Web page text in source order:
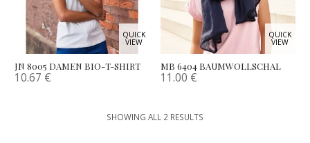
QUICK
VIEW
JN 8005 DAMEN BIO-T-SHIRT
10.67 €
QUICK
VIEW
MB 6404 BAUMWOLLSCHAL
11.00 €
SHOWING ALL 2 RESULTS